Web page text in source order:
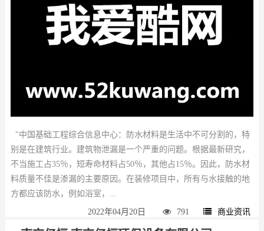
"中国基础工程综合信息中心：防水材料是生活中不可分割的，特
别是在建筑行业。建筑物泄漏是一个严重的问题。根据最新研究，
不当施工占35％，短寿命材料占50％，其他占15％。因此，防水材
料质量不佳是渗漏的主要原因。在装修项目中，所有与水接触的地
方都应该防水，例如浴室，...
2022年04月20日 791 商业资讯